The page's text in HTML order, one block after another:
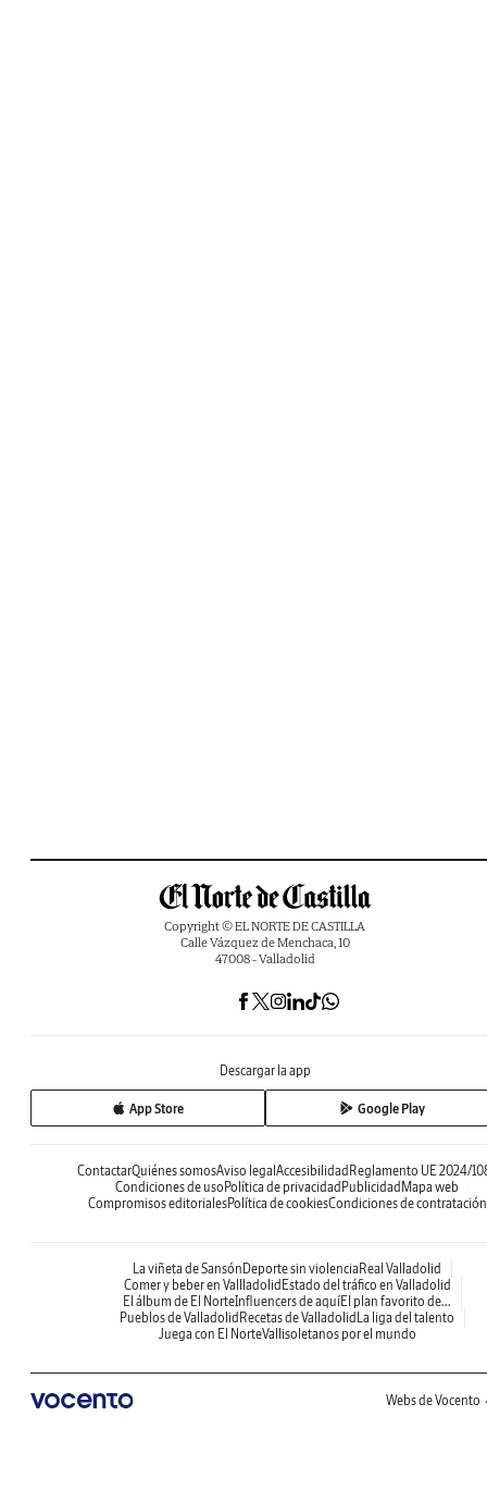
Copyright © EL NORTE DE CASTILLA
Calle Vázquez de Menchaca, 10
47008 - Valladolid
Descargar la app
App Store Google Play
ContactarQuiénes somosAviso legal Accesibilidad Reglamento UE 2024/
Condiciones de uso Política de privacidad Publicidad Mapa web
Compromisos editorialesPolítica de cookiesCondiciones de contratación
La viñeta de Sansón Deporte sin violencia Real Valladolid
Comer y beber en Vallladolid Estado del tráfico en Valladolid
El álbum de El NorteInfluencers de aquíEl plan favorito de...
Pueblos de Valladolid Recetas de Valladolid La liga del talento
Juega con El NorteVallisoletanos por el mundo
Webs de Vocento